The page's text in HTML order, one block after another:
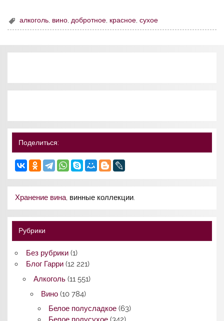
алкоголь вино добротное красное ,сухое
Поделиться:
Хранение вина, винные коллекции.
Рубрики
Без рубрики(1)
Блог Гарри(12 221)
Алкоголь(11 551)
Вино(10 784)
Белое полусладкое (63)